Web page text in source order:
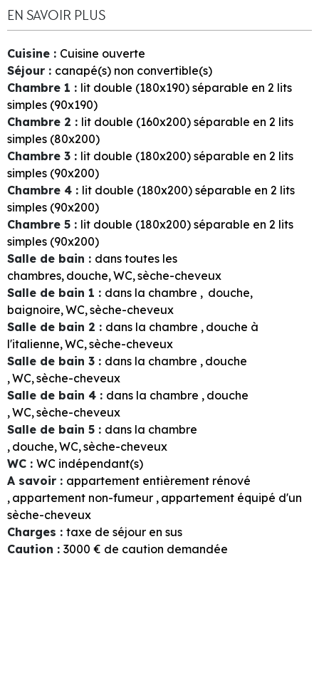
EN SAVOIR PLUS
Cuisine : Cuisine ouverte
Séjour : canapé(s) non convertible(s)
Chambre 1 : lit double (180x190) séparable en 2 lits
simples (90x190)
Chambre 2 : lit double (160x200) séparable en 2 lits
simples (80x200)
Chambre 3 : lit double (180x200) séparable en 2 lits
simples (90x200)
Chambre 4 : lit double (180x200) séparable en 2 lits
simples (90x200)
Chambre 5 : lit double (180x200) séparable en 2 lits
simples (90x200)
Salle de bain : dans toutes les
chambres douche WC sèche-cheveux
Salle de bain 1 : dans la chambre
douche
baignoire WC sèche-cheveux
Salle de bain 2 : dans la chambre
douche à
l'italienne WC sèche-cheveux
Salle de bain 3 : dans la chambre
douche
WC sèche-cheveux
Salle de bain 4 : dans la chambre
douche
WC sèche-cheveux
Salle de bain 5 : dans la chambre
douche WC sèche-cheveux
WC : WC indépendant(s)
A savoir : appartement entièrement rénové
appartement non-fumeur appartement équipé d'un
sèche-cheveux
Charges : taxe de séjour en sus
Caution : 3000 € de caution demandée